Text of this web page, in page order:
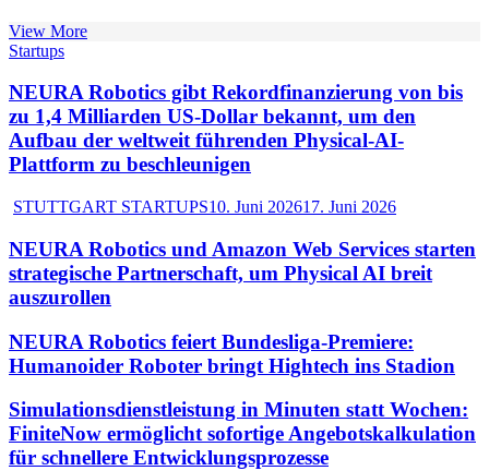
View More
Startups
NEURA Robotics gibt Rekordfinanzierung von bis
zu 1,4 Milliarden US-Dollar bekannt, um den
Aufbau der weltweit führenden Physical-AI-
Plattform zu beschleunigen
STUTTGART STARTUPS10. Juni 202617. Juni 2026
NEURA Robotics und Amazon Web Services starten
strategische Partnerschaft, um Physical AI breit
auszurollen
NEURA Robotics feiert Bundesliga-Premiere:
Humanoider Roboter bringt Hightech ins Stadion
Simulationsdienstleistung in Minuten statt Wochen:
FiniteNow ermöglicht sofortige Angebotskalkulation
für schnellere Entwicklungsprozesse